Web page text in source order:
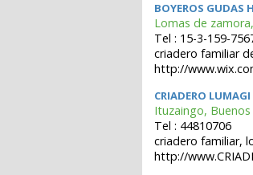
BOYEROS GUDAS
Lomas de
Tel : 15-3-159-
criadero familiar
http://
CRIADERO
Ituzaingo, Buenos
Tel : 44810706
criadero familiar,
http://